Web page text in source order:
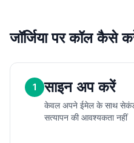
जॉर्जिया पर कॉल कैसे
1 साइन अप करें
केवल अपने ईमेल के साथ
सत्यापन की आवश्यकता नहीं